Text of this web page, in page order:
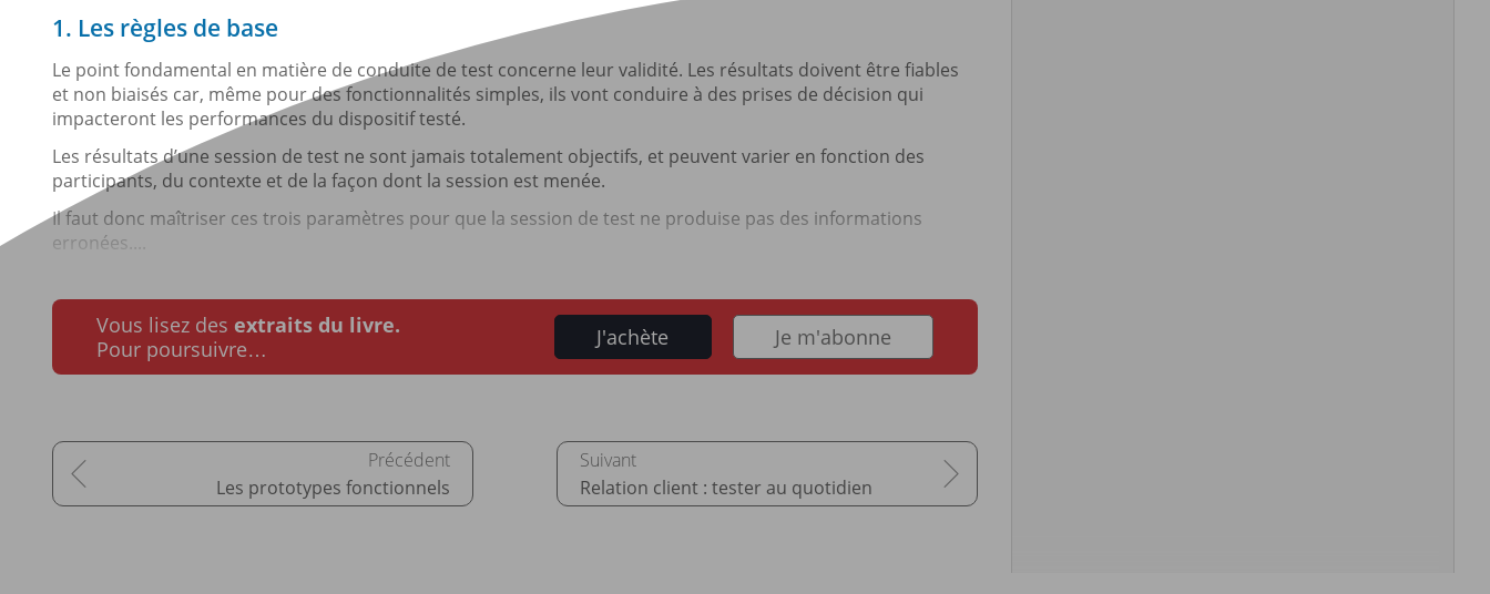
1. Les règles de base
Le point fondamental en matière de conduite de test concerne leur validité. Les résultats doivent être fiables
et non biaisés car, même pour des fonctionnalités simples, ils vont conduire à des prises de décision qui
impacteront les performances du dispositif testé.
Les résultats d’une session de test ne sont jamais totalement objectifs, et peuvent varier en fonction des
participants, du contexte et de la façon dont la session est menée.
Il faut donc maîtriser ces trois paramètres pour que la session de test ne produise pas des informations
erronées....
Vous lisez des extraits du livre.
Pour poursuivre…
J'achète Je m'abonne
Les prototypes fonctionnels Relation client : tester au quotidien